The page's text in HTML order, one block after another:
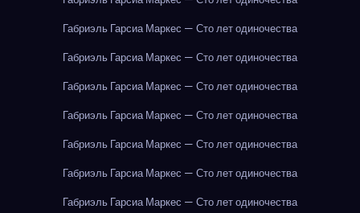
Габриэль Гарсиа Маркес — Сто лет одиночества
Габриэль Гарсиа Маркес — Сто лет одиночества
Габриэль Гарсиа Маркес — Сто лет одиночества
Габриэль Гарсиа Маркес — Сто лет одиночества
Габриэль Гарсиа Маркес — Сто лет одиночества
Габриэль Гарсиа Маркес — Сто лет одиночества
Габриэль Гарсиа Маркес — Сто лет одиночества